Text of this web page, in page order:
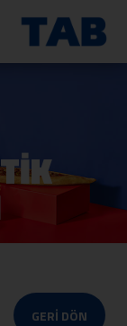
GERİ DÖN